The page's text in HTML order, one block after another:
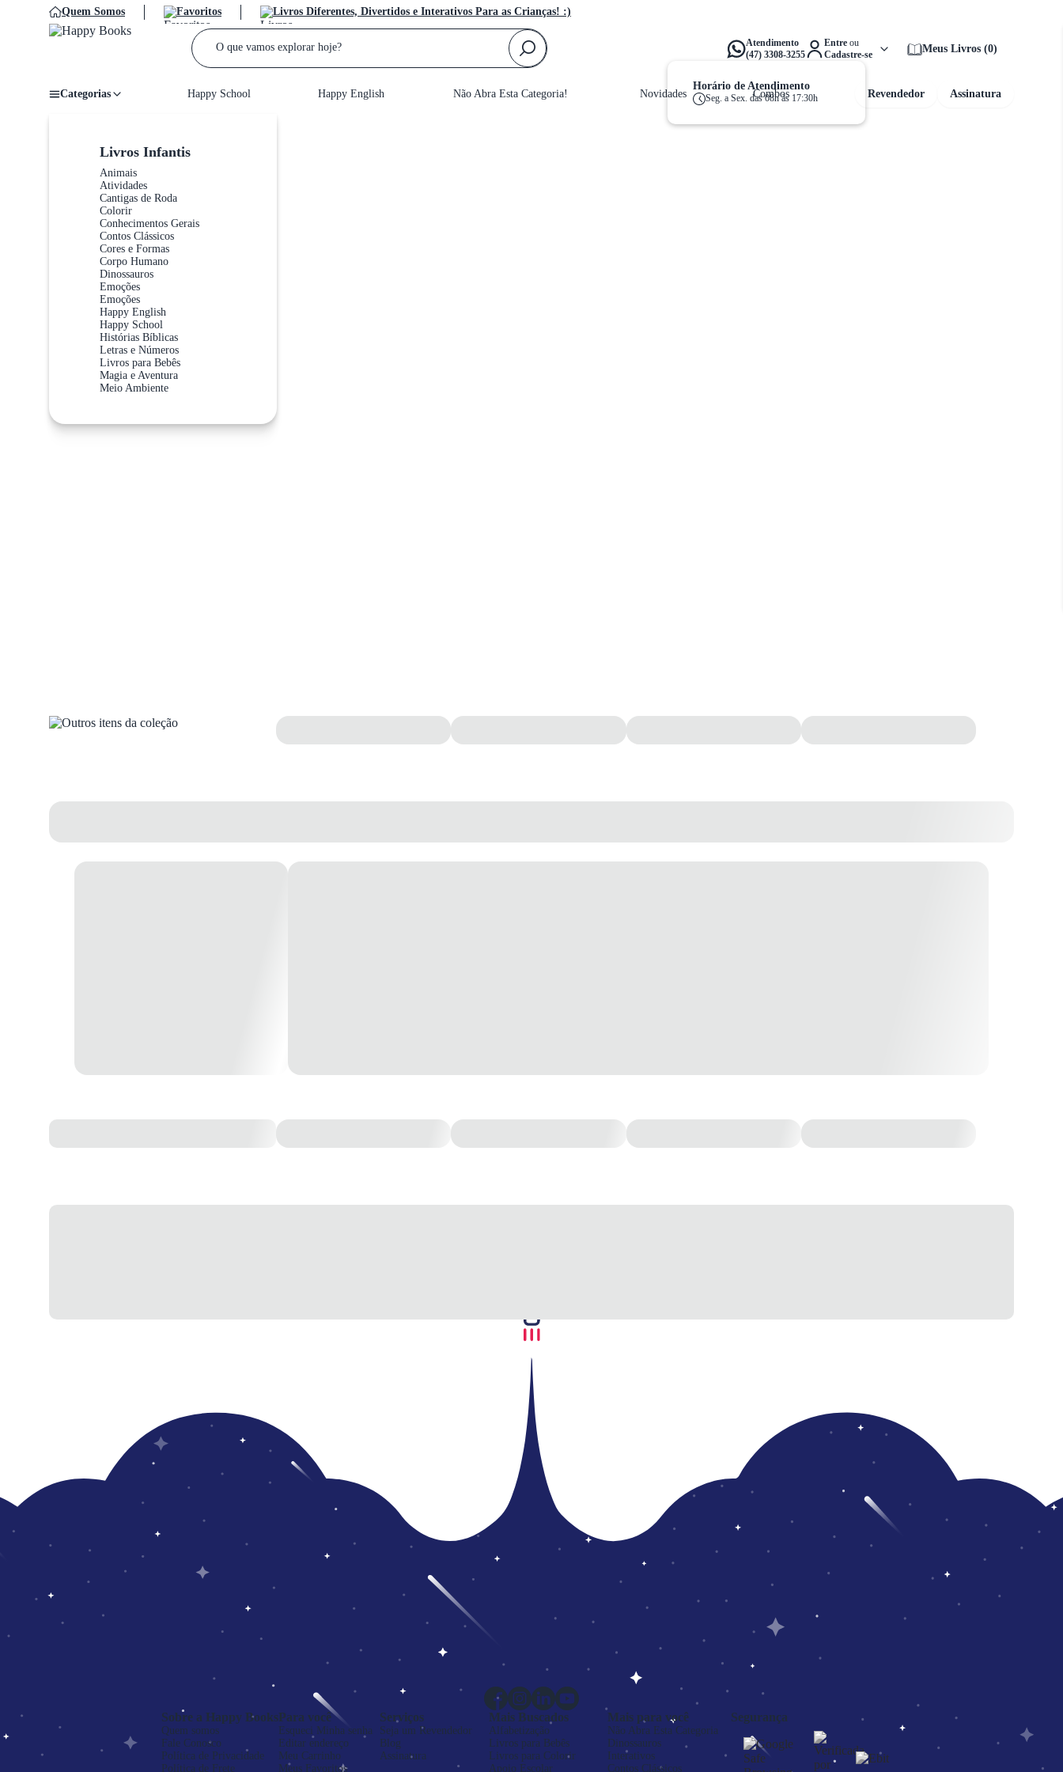
Quem Somos Favoritos Livros Diferentes, Divertidos e Interativos Para as Crianças! :)
Falta apenas R$ 159,00 para ganhar
Atendimento
(47) 3308-3255
Horário de Atendimento
Seg. a Sex. das 08h às 17:30h
Entre ou
Cadastre-se
Meus Livros (0)
Categorias
Livros Infantis
Animais
Atividades
Cantigas de Roda
Colorir
Conhecimentos Gerais
Contos Clássicos
Cores e Formas
Corpo Humano
Dinossauros
Emoções
Emoções
Happy English
Happy School
Histórias Bíblicas
Letras e Números
Livros para Bebês
Magia e Aventura
Meio Ambiente
Sistema Solar
Happy School Happy English Não Abra Esta Categoria! Novidades Combos Revendedor Assinatura
Sobre a Happy Books
Quem somos
Fale Conosco
Política de Privacidade
Política de Frete
Para você
Esqueci Minha senha
Editar endereço
Meu Carrinho
Meus Favoritos
Serviços
Seja um Revendedor
Blog
Assinatura
Mais Buscados
Alfabetização
Livros para Bebês
Livros para Colorir
Apoio Escolar
Mais para você
Não Abra Esta Categoria
Dinossauros
Interativos
Contos Clássicos
Segurança